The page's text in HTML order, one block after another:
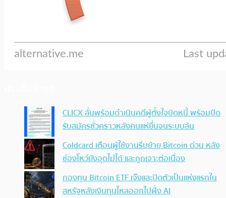
CLICX ลั่นพร้อมดำเนินคดีผู้ตั้งใจบิดหนี้ พร้อมปิด
รับสมัครชั่วคราวหลังคนแห่ยื่นจนระบบล้น
Coldcard เตือนผู้ใช้งานรีบย้าย Bitcoin ด่วน หลัง
ช่องโหว่ยังอุดไม่ได้ และถูกเจาะต่อเนื่อง
กองทุน Bitcoin ETF เจ๊งและปิดตัวเป็นแห่งแรกใน
สหรัฐหลังเงินทุนไหลออกไปฝั่ง AI